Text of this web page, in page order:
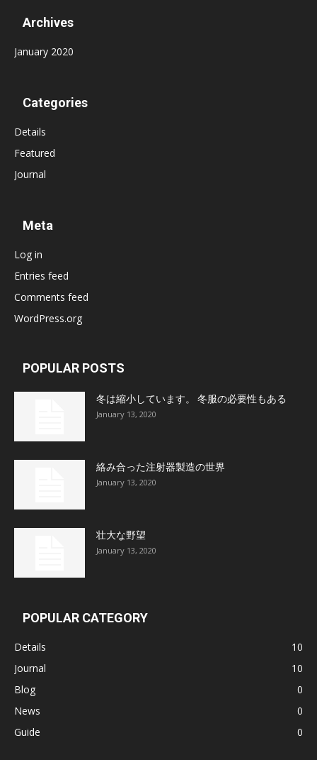
Archives
January 2020
Categories
Details
Featured
Journal
Meta
Log in
Entries feed
Comments feed
WordPress.org
POPULAR POSTS
冬は縮小しています。 冬服の必要性もある
January 13, 2020
絡み合った注射器製造の世界
January 13, 2020
壮大な野望
January 13, 2020
POPULAR CATEGORY
Details
10
Journal
10
Blog
0
News
0
Guide
0